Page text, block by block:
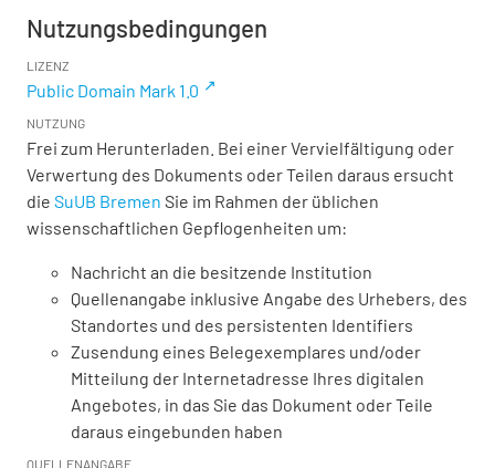
Nutzungsbedingungen
LIZENZ
Public Domain Mark 1.0
NUTZUNG
Frei zum Herunterladen. Bei einer Vervielfältigung oder
Verwertung des Dokuments oder Teilen daraus ersucht
die SuUB Bremen Sie im Rahmen der üblichen
wissenschaftlichen Gepflogenheiten um:
Nachricht an die besitzende Institution
Quellenangabe inklusive Angabe des Urhebers, des
Standortes und des persistenten Identifiers
Zusendung eines Belegexemplares und/oder
Mitteilung der Internetadresse Ihres digitalen
Angebotes, in das Sie das Dokument oder Teile
daraus eingebunden haben
QUELLENANGABE